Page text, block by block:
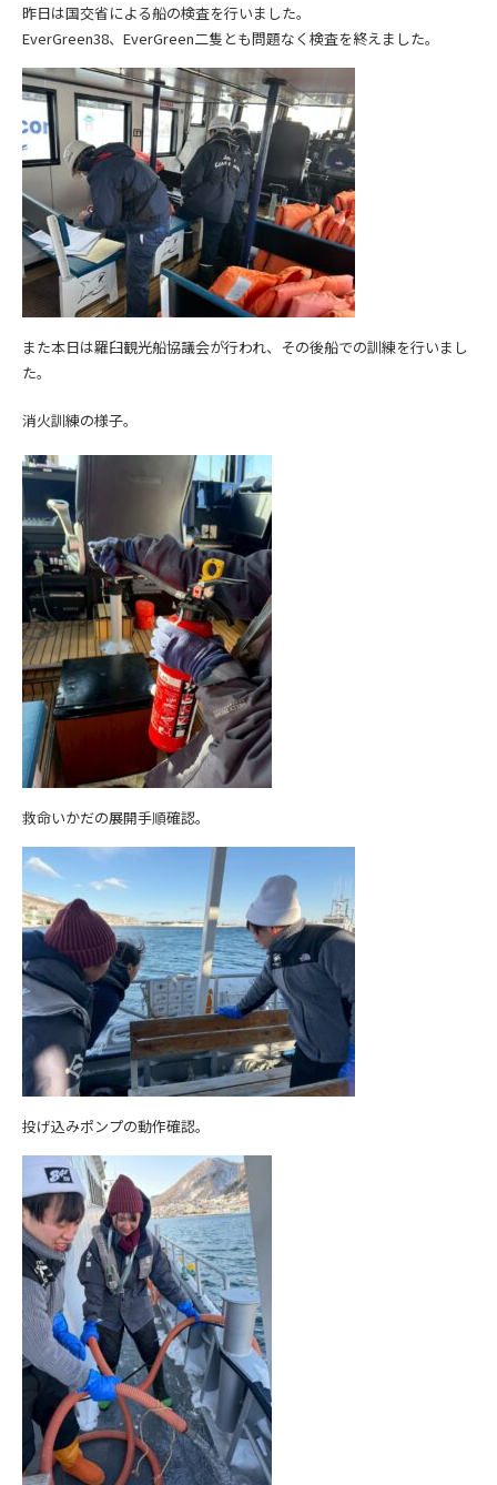
昨日は国交省による船の検査を行いました。
EverGreen38、EverGreen二隻とも問題なく検査を終えました。
また本日は羅臼観光船協議会が行われ、その後船での訓練を行いまし
た。
消火訓練の様子。
救命いかだの展開手順確認。
投げ込みポンプの動作確認。